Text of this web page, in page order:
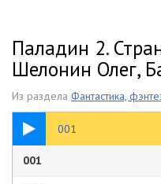
Паладин 2.
Шелонин Олег,
Из раздела Фантастика,
001
08:49
001